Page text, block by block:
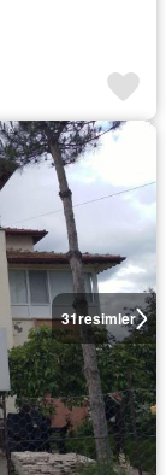
31resimler